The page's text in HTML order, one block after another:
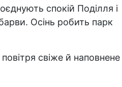
спокій Поділля і
Осінь робить парк
свіже й наповнене